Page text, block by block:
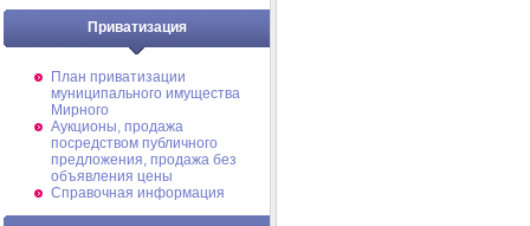
Приватизация
План приватизации
муниципального имущества
Мирного
Аукционы, продажа
посредством публичного
предложения, продажа без
объявления цены
Справочная информация